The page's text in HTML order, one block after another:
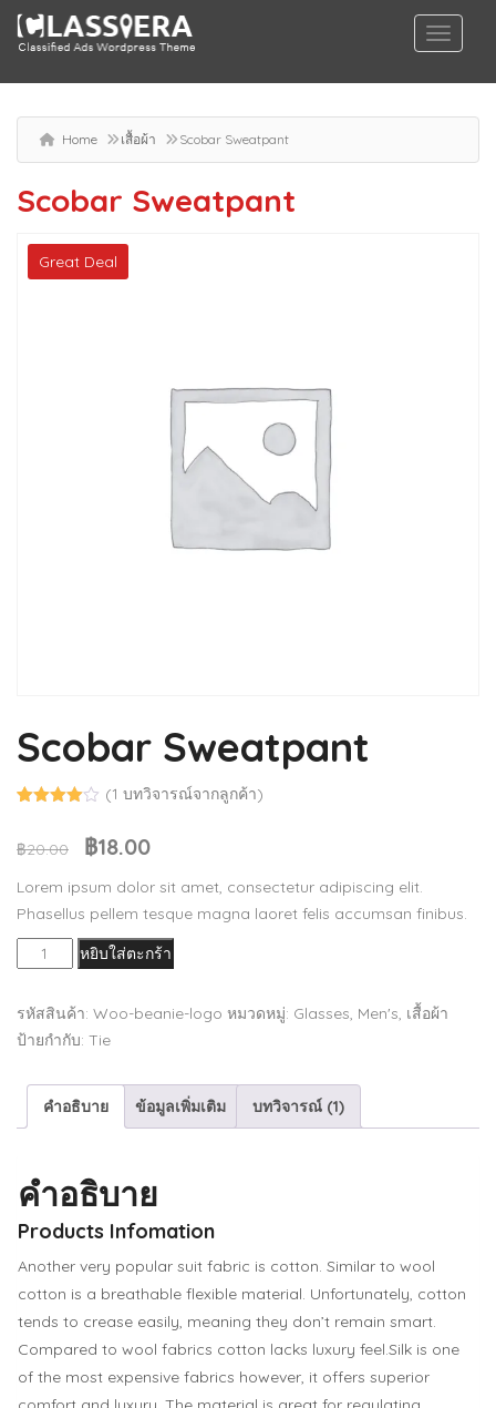
Home เสื้อผ้า Scobar Sweatpant
Scobar Sweatpant
Great Deal
Scobar Sweatpant
จาก
การให้
คะแนน
(1 บทวิจารณ์จากลูกค้า)
฿20.00
Original
was:
฿20.00.
฿18.00Current
฿18.00.
Lorem ipsum dolor sit amet, consectetur adipiscing elit.
Phasellus pellem tesque magna laoret felis accumsan finibus.
จำนวน
Sweatpant
ชิ้น
หยิบใส่ตะกร้า
รหัสสินค้า: Woo-beanie-logo หมวดหมู่: Glasses, Men's, เสื้อผ้า
ป้ายกำกับ: Tie
คำอธิบาย ข้อมูลเพิ่มเติม บทวิจารณ์ (1)
คำอธิบาย
Products Infomation
Another very popular suit fabric is cotton. Similar to wool
cotton is a breathable flexible material. Unfortunately, cotton
tends to crease easily, meaning they don’t remain smart.
Compared to wool fabrics cotton lacks luxury feel.Silk is one
of the most expensive fabrics however, it offers superior